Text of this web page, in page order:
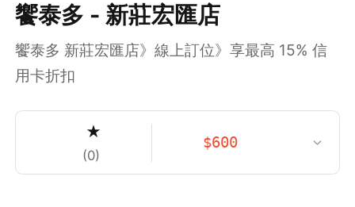
饗泰多 - 新莊宏匯店
饗泰多 新莊宏匯店》線上訂位》享最高 15% 信
用卡折扣
★
(0)
$600